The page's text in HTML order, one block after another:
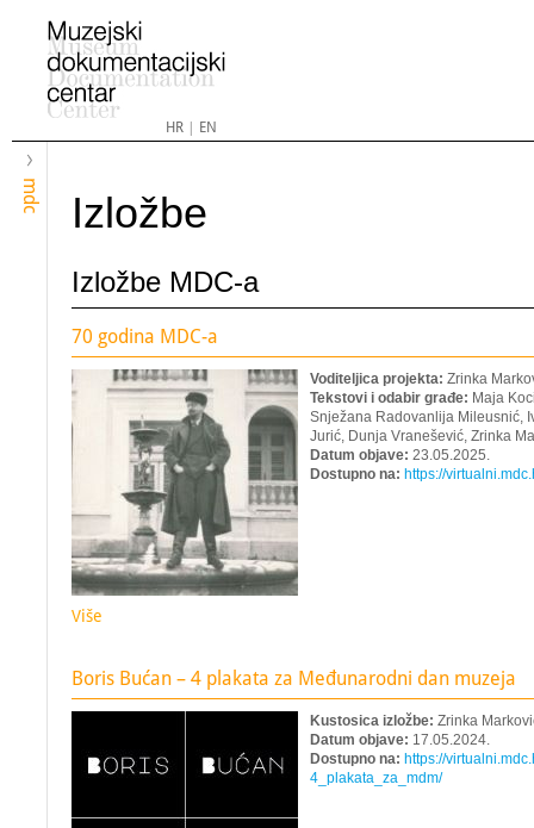
HR| EN
mdc Izložbe
Izložbe MDC-a
70 godina MDC-a
Voditeljica projekta: Zrinka
Tekstovi i odabir građe: Maja
Snježana Radovanlija Mileusnić,
Jurić, Dunja Vranešević, Zrinka
Datum objave: 23.05.2025.
Dostupno na: https://
Više
Boris Bućan – 4 plakata za Međunarodni dan muzeja
Kustosica izložbe: Zrinka
Datum objave: 17.05.2024.
Dostupno na: https://
4_plakata_za_mdm/